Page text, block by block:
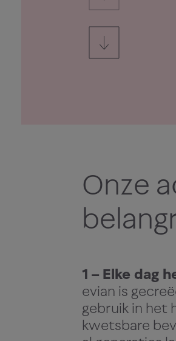
Onze
1 – Elke dag
evian is
gebruik in het
kwetsbare